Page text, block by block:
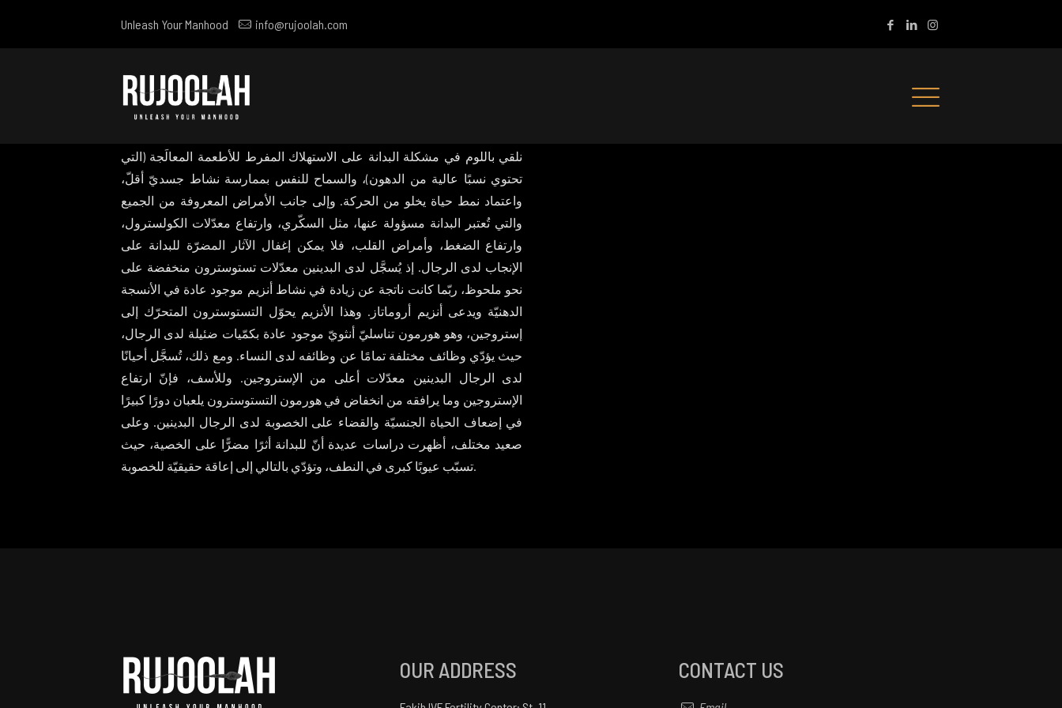
Unleash Your Manhood info@rujoolah.com
تسبّب حالات عدّة عائقًا أمام قدرة الرجال على الإنجاب، منها البدانة في عمر
الإنجاب. وفي العقد الأخير من السنين أصبحت البدانة وباء، حيث ارتفعت نسبة
نلقي باللوم في مشكلة البدانة على الاستهلاك المفرط للأطعمة المعالَجة (التي
تحتوي نسبًا عالية من الدهون)، والسماح للنفس بممارسة نشاط جسديّ أقلّ،
واعتماد نمط حياة يخلو من الحركة. وإلى جانب الأمراض المعروفة من الجميع
والتي تُعتبر البدانة مسؤولة عنها، مثل السكّري، وارتفاع معدّلات الكولسترول،
وارتفاع الضغط، وأمراض القلب، فلا يمكن إغفال الآثار المضرّة للبدانة على
الإنجاب لدى الرجال. إذ يُسجَّل لدى البدينين معدّلات تستوسترون منخفضة على
نحو ملحوظ، ربّما كانت ناتجة عن زيادة في نشاط أنزيم موجود عادة في الأنسجة
الدهنيّة ويدعى أنزيم أروماتاز. وهذا الأنزيم يحوّل التستوسترون المتحرّك إلى
إستروجين، وهو هورمون تناسليّ أنثويّ موجود عادة بكمّيات ضئيلة لدى الرجال،
حيث يؤدّي وظائف مختلفة تمامًا عن وظائفه لدى النساء. ومع ذلك، تُسجَّل أحيانًا
لدى الرجال البدينين معدّلات أعلى من الإستروجين. وللأسف، فإنّ ارتفاع
الإستروجين وما يرافقه من انخفاض في هورمون التستوسترون يلعبان دورًا كبيرًا
في إضعاف الحياة الجنسيّة والقضاء على الخصوبة لدى الرجال البدينين. وعلى
صعيد مختلف، أظهرت دراسات عديدة أنّ للبدانة أثرًا مضرًّا على الخصية، حيث
تسبّب عيوبًا كبرى في النطف، وتؤدّي بالتالي إلى إعاقة حقيقيّة للخصوبة.
OUR ADDRESS CONTACT US